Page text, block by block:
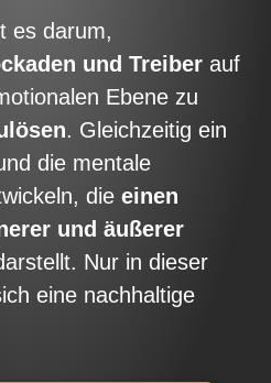
es darum,
und Treiber auf
Ebene zu
. Gleichzeitig ein
die mentale
dieeinen
und äußerer
Nur in dieser
eine nachhaltige